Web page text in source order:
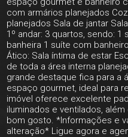
com armários planejados
planejados Sala de jantar
1º andar: 3 quartos, sendo:
banheira 1 suíte com
Ático: Sala íntima de estar
de toda a área interna
grande destaque fica para a
espaço gourmet, ideal para
imóvel oferece excelente
iluminados e ventilados,
bom gosto. *Informações e
alteração* Ligue agora e